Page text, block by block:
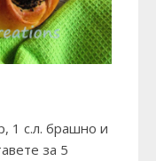
1 с.л. брашно и
за 5